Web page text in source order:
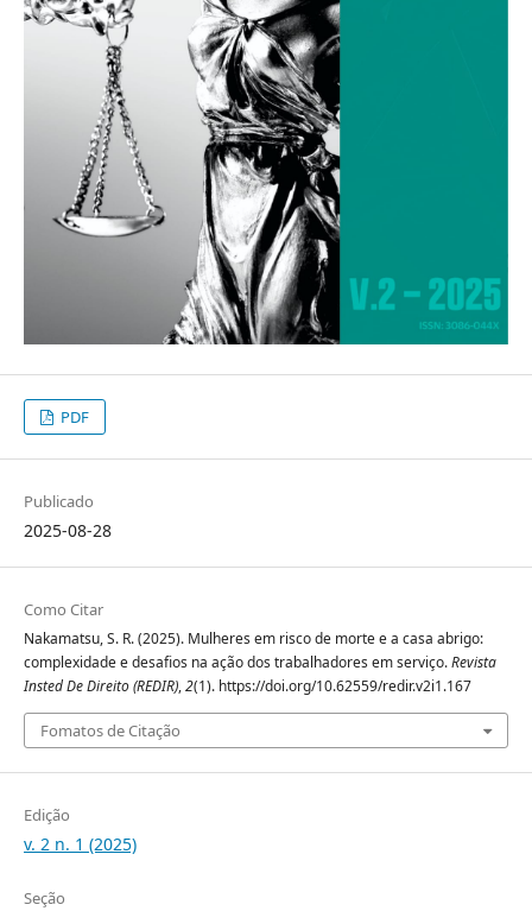
PDF
Publicado
2025-08-28
Como Citar
Nakamatsu, S. R. (2025). Mulheres em risco de morte e a casa abrigo:
complexidade e desafios na ação dos trabalhadores em serviço.Revista
Insted De Direito (REDIR),2(1). https://doi.org/10.62559/redir.v2i1.167
Fomatos de Citação
Edição
v. 2 n. 1 (2025)
Seção